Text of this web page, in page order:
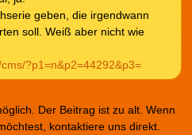
geben, die irgendwann
soll. Weiß aber nicht wie
?p1=n&p2=44292&p3=
Der Beitrag ist zu alt. Wenn
kontaktiere uns direkt.